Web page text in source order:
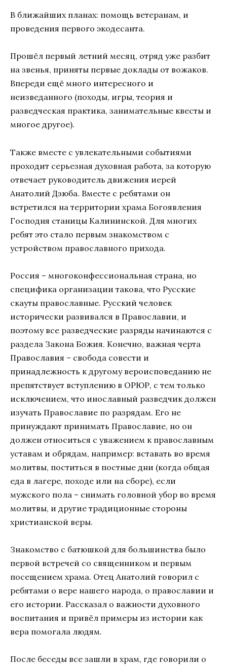
В ближайших планах: помощь ветеранам, и
проведения первого экодесанта.
Прошёл первый летний месяц, отряд уже разбит
на звенья, приняты первые доклады от вожаков.
Впереди ещё много интересного и
неизведанного (походы, игры, теория и
разведческая практика, занимательные квесты и
многое другое).
Также вместе с увлекательными событиями
проходит серьезная духовная работа, за которую
отвечает руководитель движения иерей
Анатолий Дзюба. Вместе с ребятами он
встретился на территории храма Богоявления
Господня станицы Калининской. Для многих
ребят это стало первым знакомством с
устройством православного прихода.
Россия – многоконфессиональная страна, но
специфика организации такова, что Русские
скауты православные. Русский человек
исторически развивался в Православии, и
поэтому все разведческие разряды начинаются с
раздела Закона Божия. Конечно, важная черта
Православия – свобода совести и
принадлежность к другому вероисповеданию не
препятствует вступлению в ОРЮР, с тем только
исключением, что инославный разведчик должен
изучать Православие по разрядам. Его не
принуждают принимать Православие, но он
должен относиться с уважением к православным
уставам и обрядам, например: вставать во время
молитвы, поститься в постные дни (когда общая
еда в лагере, походе или на сборе), если
мужского пола – снимать головной убор во время
молитвы, и другие традиционные стороны
христианской веры.
Знакомство с батюшкой для большинства было
первой встречей со священником и первым
посещением храма. Отец Анатолий говорил с
ребятами о вере нашего народа, о православии и
его истории. Рассказал о важности духовного
воспитания и привёл примеры из истории как
вера помогала людям.
После беседы все зашли в храм, где говорили о